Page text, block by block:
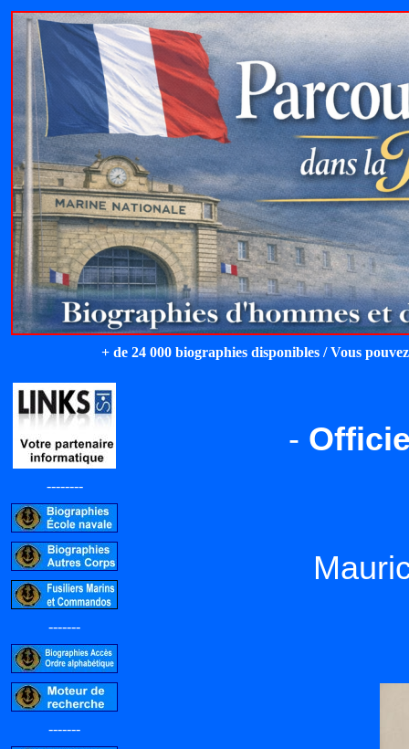
+ de 24 000 biographies disponibles / Vous
--------
-------
-------
-